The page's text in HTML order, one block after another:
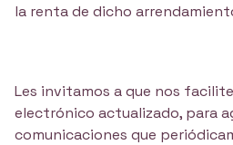
la renta de dicho
Les invitamos a que nos
electrónico actualizado, para
comunicaciones que